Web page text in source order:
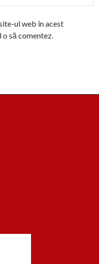
ul web în acest
să comentez.